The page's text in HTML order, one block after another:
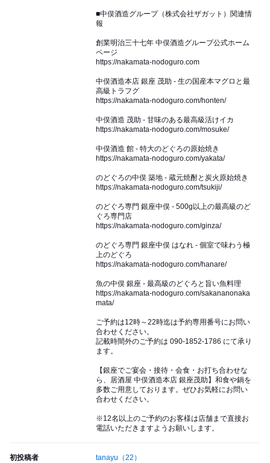
■中俣酒造グループ（株式会社ザガット）関連情
報
創業明治三十七年 中俣酒造グループ公式ホーム
ページ
https://nakamata-nodoguro.com
中俣酒造本店 銀座 茂助 - 生の国産本マグロと最
高級トラフグ
https://nakamata-nodoguro.com/honten/
中俣酒造 茂助 - 甘味のある最高級活けイカ
https://nakamata-nodoguro.com/mosuke/
中俣酒造 館 - 特大のどぐろの原始焼き
https://nakamata-nodoguro.com/yakata/
のどぐろの中俣 築地 - 蔵元焼酎と炭火原始焼き
https://nakamata-nodoguro.com/tsukiji/
のどぐろ専門 銀座中俣 - 500g以上の最高級のど
ぐろ専門店
https://nakamata-nodoguro.com/ginza/
のどぐろ専門 銀座中俣 はなれ - 個室で味わう極
上のどぐろ
https://nakamata-nodoguro.com/hanare/
魚の中俣 銀座 - 最高級のどぐろと旨い魚料理
https://nakamata-nodoguro.com/sakananonaka
mata/
ご予約は12時～22時迄は予約専用番号にお問い
合わせください。
記載時間外のご予約は 090-1852-1786 にて承り
ます。
【銀座でご宴会・接待・会食・お打ち合わせな
ら、居酒屋 中俣酒造本店 銀座茂助】和食や鍋を
多数ご用意しております。ぜひお気軽にお問い
合わせください。
※12名以上のご予約のお客様は店舗まで直接お
電話いただきますようお願いします。
初投稿者 tanayu （22）